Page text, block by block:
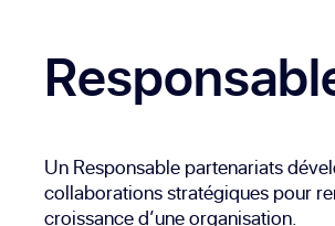
Un Responsable partenariats
collaborations stratégiques pour
croissance d’une organisation.